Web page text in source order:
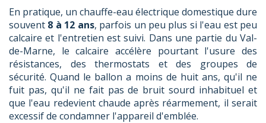
En pratique, un chauffe-eau électrique domestique dure
souvent 8 à 12 ans, parfois un peu plus si l'eau est peu
calcaire et l'entretien est suivi. Dans une partie du Val-
de-Marne, le calcaire accélère pourtant l'usure des
résistances, des thermostats et des groupes de
sécurité. Quand le ballon a moins de huit ans, qu'il ne
fuit pas, qu'il ne fait pas de bruit sourd inhabituel et
que l'eau redevient chaude après réarmement, il serait
excessif de condamner l'appareil d'emblée.